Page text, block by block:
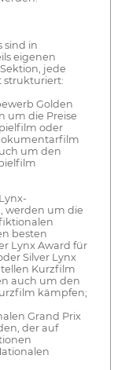
sind in
eigenen
jede
strukturiert:
Golden
um die Preise
oder
um den
werden um die
besten
Lynx Award für
Silver Lynx
Kurzfilm
auch um den
kämpfen;
Grand Prix
der auf